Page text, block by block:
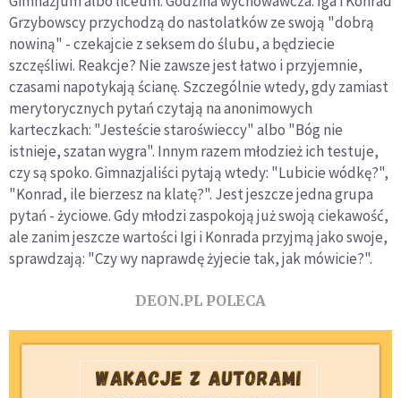
Grzybowscy przychodzą do nastolatków ze swoją "dobrą
nowiną" - czekajcie z seksem do ślubu, a będziecie
szczęśliwi. Reakcje? Nie zawsze jest łatwo i przyjemnie,
czasami napotykają ścianę. Szczególnie wtedy, gdy zamiast
merytorycznych pytań czytają na anonimowych
karteczkach: "Jesteście staroświeccy" albo "Bóg nie
istnieje, szatan wygra". Innym razem młodzież ich testuje,
czy są spoko. Gimnazjaliści pytają wtedy: "Lubicie wódkę?",
"Konrad, ile bierzesz na klatę?". Jest jeszcze jedna grupa
pytań - życiowe. Gdy młodzi zaspokoją już swoją ciekawość,
ale zanim jeszcze wartości Igi i Konrada przyjmą jako swoje,
sprawdzają: "Czy wy naprawdę żyjecie tak, jak mówicie?".
DEON.PL POLECA